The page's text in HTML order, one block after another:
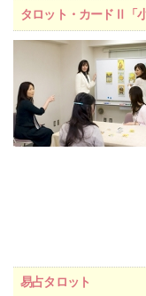
タロット・カードⅡ「
易占タロット